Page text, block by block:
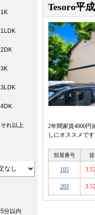
Tesoro平成
2年間家賃4000円
しにオススメで
部屋番号
105 3.5
203 3.5
1K
1LDK
2DK
3K
3LDK
4DK
それ以上
5分以内